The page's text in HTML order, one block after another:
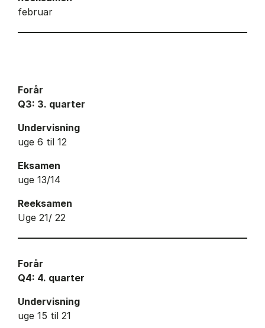
februar
Forår
Q3: 3. quarter
Undervisning
uge 6 til 12
Eksamen
uge 13/14
Reeksamen
Uge 21/ 22
Forår
Q4: 4. quarter
Undervisning
uge 15 til 21